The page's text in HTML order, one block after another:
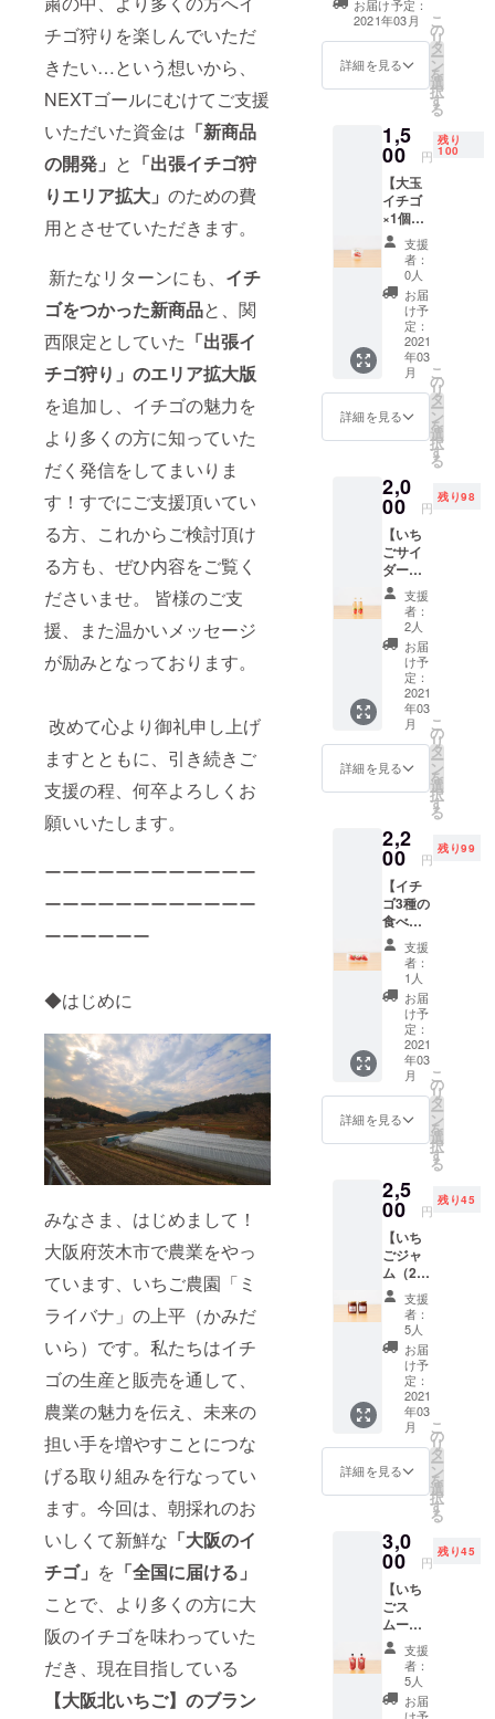
チゴ狩りを楽しんでいただ
きたい…という想いから、
NEXTゴールにむけてご支援
いただいた資金は 「新商品
の開発」 と 「出張イチゴ狩
りエリア拡大」 のための費
用とさせていただきます。
新たなリターンにも、 イチ
ゴをつかった新商品と、関
西限定としていた 「出張イ
チゴ狩り」のエリア拡大版
を追加し、イチゴの魅力を
より多くの方に知っていた
だく発信をしてまいりま
す！すでにご支援頂いてい
る方、これからご検討頂け
る方も、ぜひ内容をご覧く
ださいませ。 皆様のご支
援、また温かいメッセージ
が励みとなっております。
改めて心より御礼申し上げ
ますとともに、引き続きご
支援の程、何卒よろしくお
願いいたします。
ーーーーーーーーーーーー
ーーーーーーーーーーーー
ーーーーーー
◆はじめに
みなさま、はじめまして！
大阪府茨木市で農業をやっ
ています、いちご農園「ミ
ライバナ」の上平（かみだ
いら）です。私たちはイチ
ゴの生産と販売を通して、
農業の魅力を伝え、未来の
担い手を増やすことにつな
げる取り組みを行なってい
ます。今回は、朝採れのお
いしくて新鮮な 「大阪のイ
チゴ」 を 「全国に届ける」
ことで、より多くの方に大
阪のイチゴを味わっていた
だき、現在目指している
【大阪北いちご】のブラン
として知
識、経験、
コネのない
大阪
で新規就農
し「いちご
農園ミライ
バナ 茨木
ファーム」
の運営を行
30歳 「い
ちご農園ミ
ライバナ」
YouTube
チャンネル
者数約5000
31歳 滋賀
県にいちご
狩りも出来
る「いちご
農園ミライ
バナ びわ
ム」
を
OPENさせ
る。
年5月に「自
己免疫性脳
炎」を発症
し、約1ヶ月
半意識不明
の状態に
る。
そこからリ
ハビリを行
い、約3ヶ月
の入院生活
を終え、無
32歳 退院
してから激
太りし、92
㎏まで体重
増加、約3ヶ
月で-22㎏の
減量に成功
33歳 2023
年8月に「株
式会社
TobeRebo」
起業
BBQ
事業を行う
ファンディング
内のメッセージ
機能にて、ご支
援への感謝の気
お届け予定：
2021年03月
詳細を見る
こ
の
リ
タ
ー
ン
を
選
択
す
る
1,5
00 円
残り
100
【大玉
イチゴ
×1個
（紅
ほっ
ぺ）】
甘みと
酸味の
バラン
スがと
れた
「紅
ほっ
ぺ」の
大玉
を、新
で個別
梱包し
てお届
けしま
す。口
のいっ
ぱいに
広が
る、い
ちごの
みずみ
ずしさ
と甘み
を贅沢
にご堪
能くだ
さい ※3
「ミラ
イバ
ナ」オ
リジナ
ルス
テッ
カー5枚
同封 ※
送料・
消費税
込みの
価格と
なりま
※「お礼
メー
ル」も
きます
支援
者：
0人
お届
け予
定：
2021
年03
月
詳細を見る
こ
の
リ
タ
ー
ン
を
選
択
す
る
2,0
00 円
残り98
【いち
ごサイ
ダー
（200m
l）×２
本】 農
家応援
プロ
ジェク
トとし
てつく
られ
た、大
阪産の
イチゴ
ででき
ダーで
す。
「ミラ
イバ
ナ」の
イチゴ
も提供
してお
り、
すっき
りと甘
い爽や
かな味
わいの
サイ
ダーで
す。 ※
価格と
なりま
す
※「お礼
メー
ル」も
お送り
させて
いただ
きます
支援
者：
2人
お届
け予
定：
2021
年03
月
詳細を見る
こ
の
リ
タ
ー
ン
を
選
択
す
る
2,2
00 円
残り99
【イチ
ゴ3種の
食べ比
べセッ
ト（あ
きひ
め、お
いCベ
リー、
紅ほっ
ぺ 各1
個ず
つ）】
「ミラ
イバ
ナ」で
いる3種
類のい
ちごを
食べ比
べでき
るセッ
トで
す。日
頃はな
かなか
気づけ
ないよ
うな、
ささい
な見た
目の違
いやそ
味わい
を、ぜ
ひ感じ
てみて
くださ
い。 ※3
個以上
のご支
援で、
「ミラ
支援
者：
1人
お届
け予
定：
2021
年03
月
詳細を見る
こ
の
リ
タ
ー
ン
を
選
択
す
る
2,5
00 円
残り45
【いち
ごジャ
ム（260
ｇ）×２
本】 出
荷する
には少
し傷が
ついて
しまっ
たイチ
ゴたち
のロス
を防ぐ
ため
に、元
の農園
主がこ
だわっ
てつ
くった
ジャム
です。
ミライ
バナの
イチゴ
を、パ
支援
者：
5人
お届
け予
定：
2021
年03
月
詳細を見る
こ
の
リ
タ
ー
ン
を
選
択
す
る
3,0
00 円
残り45
【いち
ごス
ムー
ジー
（200
ｇ）×２
本】 ロ
スを防
支援
者：
5人
お届
け予